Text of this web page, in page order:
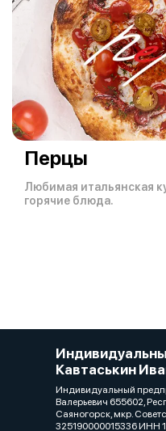
Перцы
Любимая итальянская
горячие блюда.
Кавтаськин
Индивидуальный
Валерьевич 655602,
Саяногорск, мкр.
325190000015336 ИНН